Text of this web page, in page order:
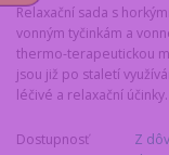
Relaxační sada s
vonným tyčinkám a
thermo-terapeutickou
jsou již po staletí
léčivé a relaxační
Dostupnosť
Z